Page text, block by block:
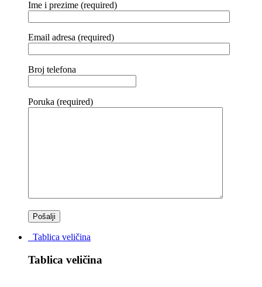
Ime i prezime (required)
Email adresa (required)
Broj telefona
Poruka (required)
Tablica veličina
Tablica veličina